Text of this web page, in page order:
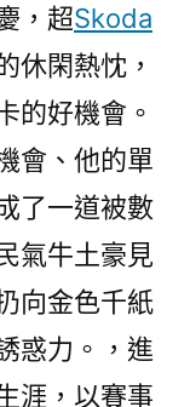
勁
吹
安
康
OSDER
奧
德
德
系
車
風〉
，超Skoda
休閑熱忱，
的好機會。
會、他的單
了一道被數
氣牛土豪見
向金色千紙
惑力。，進
涯，以賽事